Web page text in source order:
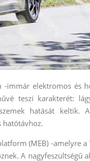
-immár elektromos és
teszi karakterét:
hatását keltik.
hatótávhoz.
(MEB) -amelyre a
A nagyfeszültségű